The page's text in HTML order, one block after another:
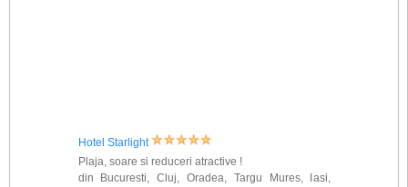
Hotel Starlight
Plaja, soare si reduceri atractive !
din Bucuresti, Cluj, Oradea, Targu Mures, Iasi,